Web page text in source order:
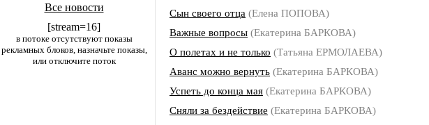
Все новости
[stream=16]
в потоке отсутствуют показы
рекламных блоков, назначьте показы,
или отключите поток
Сын своего отца (Елена ПОПОВА)
Важные вопросы (Екатерина БАРКОВА)
О полетах и не только (Татьяна ЕРМОЛАЕВА)
Аванс можно вернуть (Екатерина БАРКОВА)
Успеть до конца мая (Екатерина БАРКОВА)
Сняли за бездействие (Екатерина БАРКОВА)